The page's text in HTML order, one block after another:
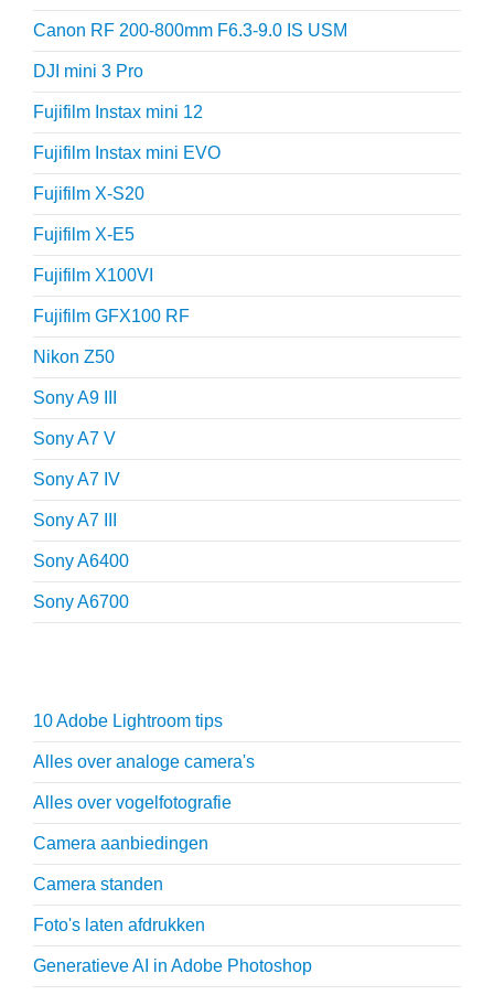
Canon RF 200-800mm F6.3-9.0 IS USM
DJI mini 3 Pro
Fujifilm Instax mini 12
Fujifilm Instax mini EVO
Fujifilm X-S20
Fujifilm X-E5
Fujifilm X100VI
Fujifilm GFX100 RF
Nikon Z50
Sony A9 III
Sony A7 V
Sony A7 IV
Sony A7 III
Sony A6400
Sony A6700
10 Adobe Lightroom tips
Alles over analoge camera's
Alles over vogelfotografie
Camera aanbiedingen
Camera standen
Foto's laten afdrukken
Generatieve AI in Adobe Photoshop